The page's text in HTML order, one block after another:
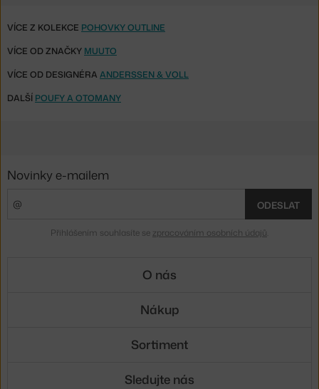
VÍCE Z KOLEKCE POHOVKY OUTLINE
VÍCE OD ZNAČKY MUUTO
VÍCE OD DESIGNÉRA ANDERSSEN & VOLL
DALŠÍ POUFY A OTOMANY
Novinky e-mailem
ODESLAT
Přihlášením souhlasíte se zpracováním osobních údajů
O nás
Nákup
Sortiment
Sledujte nás